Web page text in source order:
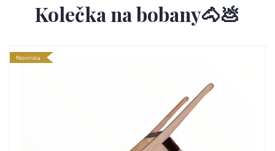
Kolečka na bobany🐴💩
Novinka